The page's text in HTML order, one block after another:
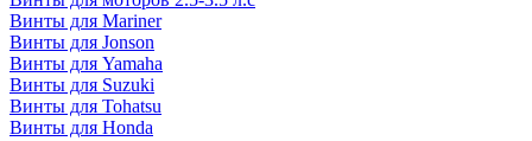
Винты для Mariner
Винты для Jonson
Винты для Yamaha
Винты для Suzuki
Винты для Tohatsu
Винты для Honda